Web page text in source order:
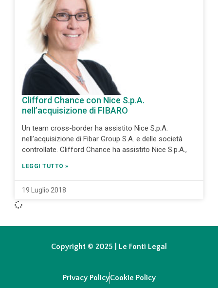
Clifford Chance con Nice S.p.A.
nell’acquisizione di FIBARO
Un team cross-border ha assistito Nice S.p.A.
nell’acquisizione di Fibar Group S.A. e delle società
controllate. Clifford Chance ha assistito Nice S.p.A.,
LEGGI TUTTO »
19 Luglio 2018
Copyright © 2025 | Le Fonti Legal
Privacy PolicyCookie Policy